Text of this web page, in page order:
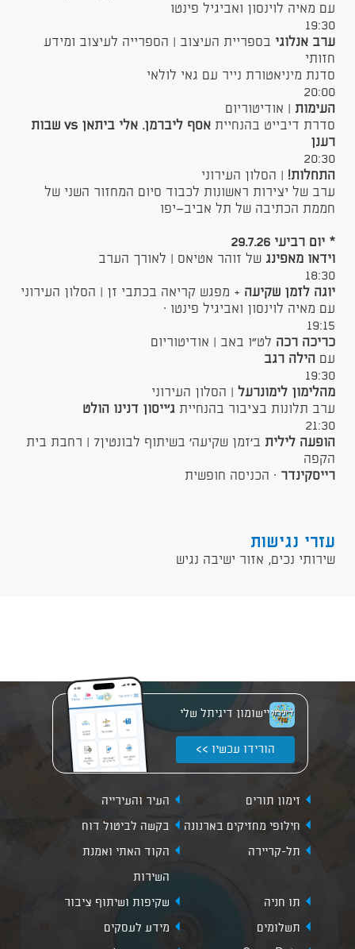
עם מאיה לוינסון ואביגיל פינטו
19:30
ערב אנלוגי בספריית העיצוב | הספרייה לעיצוב ומידע
חזותי
סדנת מיניאטורת נייר עם גאי לולאי
20:00
העימות | אודיטוריום
סדרת דיבייט בהנחיית
אסף ליברמן. אלי ביתאן vs שבות
רענן
20:30
התחלות!
| הסלון העירוני
ערב של יצירות ראשונות לכבוד סיום המחזור השני של
חממת הכתיבה של תל אביב־יפו
* יום רביעי 29.7.26
וידאו מאפינג של זוהר אטיאס | לאורך הערב
18:30
יוגה לזמן שקיעה + מפגש קריאה בכתבי זן | הסלון העירוני
עם מאיה לוינסון ואביגיל פינטו ·
19:15
כריכה רכה לט״ו באב | אודיטוריום
עם הילה רגב
19:30
מהלימון לימונרעל | הסלון העירוני
ערב תלונות בציבור בהנחיית ג׳ייסון דנינו הולט
21:30
הופעה לילית
ב׳זמן שקיעה׳ בשיתוף לבונטין7 | רחבת בית
הקפה
רייסקינדר · הכניסה חופשית
עזרי נגישות
שירותי נכים, אזור ישיבה נגיש
יישומון דיגיתל שלי
הורידו עכשיו >>
זימון תורים
העיר והעירייה
חילופי מחזיקים בארנונה
בקשה לביטול דוח
תל-קריירה
הקוד האתי ואמנת
השירות
תו חניה
שקיפות ושיתוף ציבור
תשלומים
מידע לעסקים